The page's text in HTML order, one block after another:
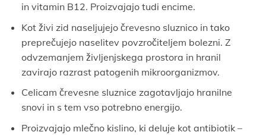
in vitamin B12. Proizvajajo tudi encime.
Kot živi zid naseljujejo črevesno sluznico in tako
preprečujejo naselitev povzročiteljem bolezni. Z
odvzemanjem življenjskega prostora in hranil
zavirajo razrast patogenih mikroorganizmov.
Celicam črevesne sluznice zagotavljajo hranilne
snovi in s tem vso potrebno energijo.
Proizvajajo mlečno kislino, ki deluje kot antibiotik –